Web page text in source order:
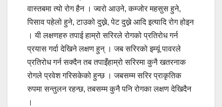
वास्तबमा त्यो रोग हैन । ज्वरो आउने, कम्जोर महसुस हुने,
पिसाव पहेलो हुने, टाउको दुख्ने, पेट दुख्ने आदि इत्यादि रोग होइन
। यी लक्षणहरु तपाई हाम्रो सरिरले रोगको प्रतिरोध गर्न
प्रयास गर्दा देखिने लक्षण हुन् । जब सरिरको इम्यूं पावरले
प्रतिरोध गर्न सक्दैन तब तपाइँहाम्रो सरिरमा कुनै खतरनाक
रोगले प्रवेश गरिसकेको हुन्छ । जबसम्म सरिर प्राकृतिक
रुपमा सन्तुलन रहन्छ, तबसम्म कुनै पनि रोगका लक्षण देखिदैन
।